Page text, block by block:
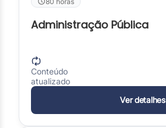
Administração Pública
Conteúdo
atualizado
Ver detalhes